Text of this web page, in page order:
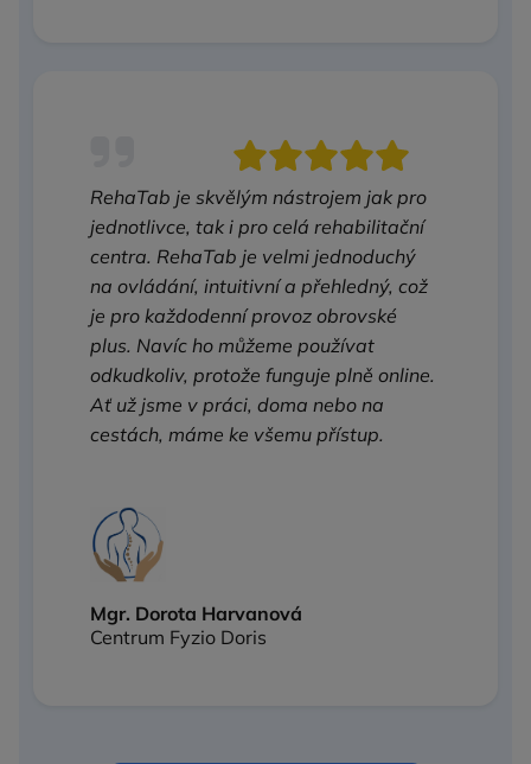
RehaTab je skvělým nástrojem jak pro
jednotlivce, tak i pro celá rehabilitační
centra. RehaTab je velmi jednoduchý
na ovládání, intuitivní a přehledný, což
je pro každodenní provoz obrovské
plus. Navíc ho můžeme používat
odkudkoliv, protože funguje plně online.
Ať už jsme v práci, doma nebo na
cestách, máme ke všemu přístup.
Mgr. Dorota Harvanová
Centrum Fyzio Doris